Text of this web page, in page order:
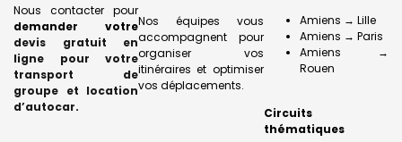
Amiens → Lille
Amiens → Paris
Amiens →
Rouen
Circuits
thématiques
Nos équipes vous
accompagnent pour
organiser vos
itinéraires et optimiser
vos déplacements.
Nous contacter pour
demander votre
devis gratuit en
ligne pour votre
transport de
groupe et location
d’autocar.